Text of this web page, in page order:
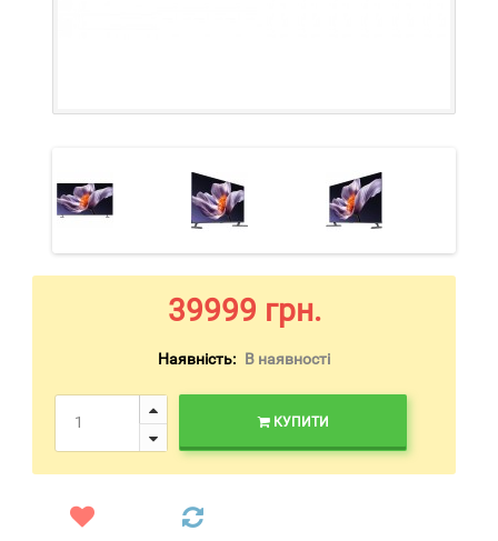
39999 грн.
Наявність: В наявності
КУПИТИ